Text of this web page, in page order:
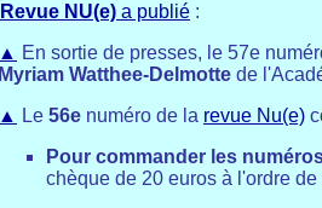
Revue NU(e) a publié :
▲ En sortie de presses, le 57e
Myriam Watthee-Delmotte de
▲
Le 56e numéro de la revue Nu(e)
Pour commander les
chèque de 20 euros à l'ordre